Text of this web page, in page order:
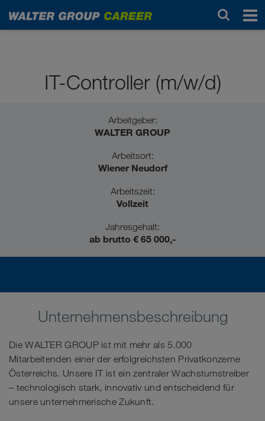
Professionals / Berufserfahrene
IT-Controller (m/w/d)
Arbeitgeber:
WALTER GROUP
Arbeitsort:
Wiener Neudorf
Arbeitszeit:
Vollzeit
Jahresgehalt:
ab brutto € 65 000,-
Unternehmensbeschreibung
Die WALTER GROUP ist mit mehr als 5.000
Mitarbeitenden einer der erfolgreichsten Privatkonzerne
Österreichs. Unsere IT ist ein zentraler Wachstumstreiber
– technologisch stark, innovativ und entscheidend für
unsere unternehmerische Zukunft.